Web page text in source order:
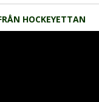
HOCKEYETTAN